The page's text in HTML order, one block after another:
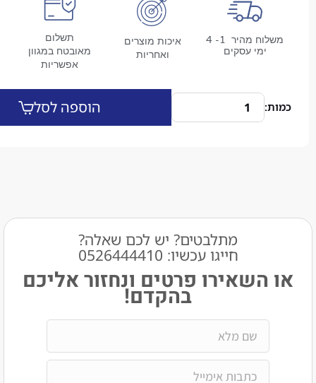
משלוח מהיר 1- 4
איכות מוצרים
תשלום
מאובטח במגוון
הוספה לסל
מתלבטים? יש לכם שאלה?
חייגו עכשיו: 0526444410​
פרטים ונחזור אליכם
בהקדם!